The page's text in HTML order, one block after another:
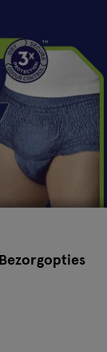
Bezorgopties